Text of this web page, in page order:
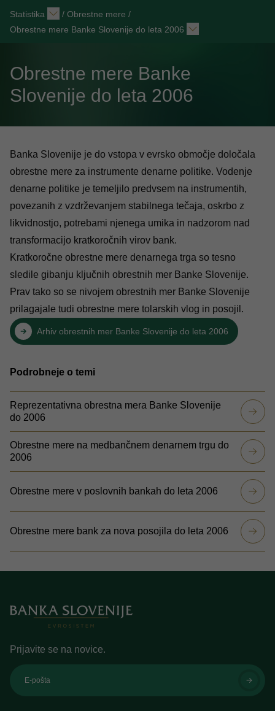
Statistika / Obrestne mere /
Obrestne mere Banke Slovenije do leta 2006
Obrestne mere Banke
Slovenije do leta 2006
Banka Slovenije je do vstopa v evrsko območje določala
obrestne mere za instrumente denarne politike. Vodenje
denarne politike je temeljilo predvsem na instrumentih,
povezanih z vzdrževanjem stabilnega tečaja, oskrbo z
likvidnostjo, potrebami njenega umika in nadzorom nad
transformacijo kratkoročnih virov bank.
Kratkoročne obrestne mere denarnega trga so tesno
sledile gibanju ključnih obrestnih mer Banke Slovenije.
Prav tako so se nivojem obrestnih mer Banke Slovenije
prilagajale tudi obrestne mere tolarskih vlog in posojil.
Arhiv obrestnih mer Banke Slovenije do leta 2006
Podrobneje o temi
Reprezentativna obrestna mera Banke Slovenije
do 2006
Obrestne mere na medbančnem denarnem trgu do
2006
Obrestne mere v poslovnih bankah do leta 2006
Obrestne mere bank za nova posojila do leta 2006
Prijavite se na novice.
E-pošta